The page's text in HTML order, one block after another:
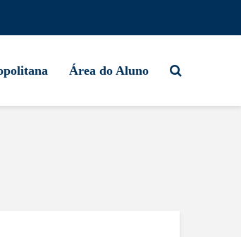
Área do Aluno